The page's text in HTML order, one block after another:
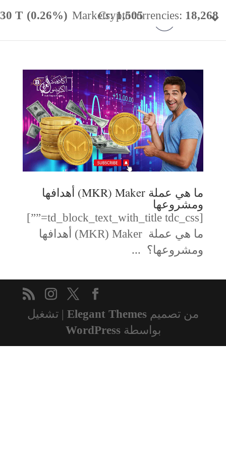
ما هي عملة MKR) Maker) أهدافها
ومشروعها
[td_block_text_with_title tdc_css=””]
ما هي عملة MKR) Maker) أهدافها
ومشروعها؟ ...
من تصميم Elegant Themes | تشغيل
بواسطةWordPress
Cryptocurrencies: 18,268
Markets:1,505
T (0.26%)